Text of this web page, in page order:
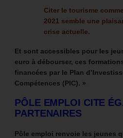
Citer le tourisme
2021 semble une
crise actuelle.
Et sont accessibles pour les
euro à débourser, ces
financées par le Plan
Compétences (PIC). »
PÔLE EMPLOI CITE
PARTENAIRES
Pôle emploi renvoie les jeunes